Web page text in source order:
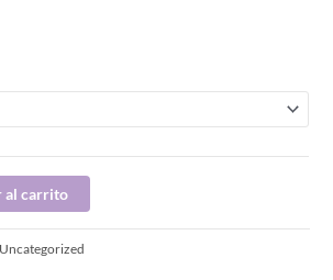
al carrito
Uncategorized